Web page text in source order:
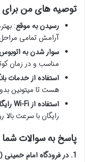
توصیه های من
رسیدن به موقع:
آرامش تمامی
سوار شدن به
مناسب و در زمان
استفاده از خدمات
هست تا میتونین
استفاده از Wi-Fi رایگان
رایگان با سرعت
پاسخ به سوالات شما
1. در فرودگاه امام خمینی (ره) چه امکاناتی برای مسافران وجود داره؟